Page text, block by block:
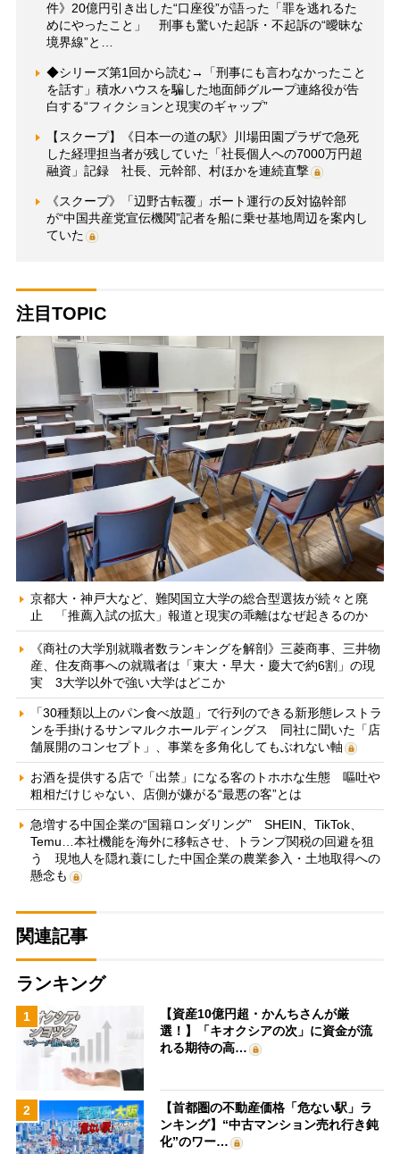
件》20億円引き出した“口座役”が語った「罪を逃れるた
めにやったこと」 刑事も驚いた起訴・不起訴の“曖昧な
境界線”と…
◆シリーズ第1回から読む→「刑事にも言わなかったこと
を話す」積水ハウスを騙した地面師グループ連絡役が告
白する“フィクションと現実のギャップ”
【スクープ】《日本一の道の駅》川場田園プラザで急死
した経理担当者が残していた「社長個人への7000万円超
融資」記録 社長、元幹部、村ほかを連続直撃
《スクープ》「辺野古転覆」ボート運行の反対協幹部
が“中国共産党宣伝機関”記者を船に乗せ基地周辺を案内し
ていた
注目TOPIC
京都大・神戸大など、難関国立大学の総合型選抜が続々と廃
止 「推薦入試の拡大」報道と現実の乖離はなぜ起きるのか
《商社の大学別就職者数ランキングを解剖》三菱商事、三井物
産、住友商事への就職者は「東大・早大・慶大で約6割」の現
実 3大学以外で強い大学はどこか
「30種類以上のパン食べ放題」で行列のできる新形態レストラ
ンを手掛けるサンマルクホールディングス 同社に聞いた「店
舗展開のコンセプト」、事業を多角化してもぶれない軸
お酒を提供する店で「出禁」になる客のトホホな生態 嘔吐や
粗相だけじゃない、店側が嫌がる“最悪の客”とは
急増する中国企業の“国籍ロンダリング” SHEIN、TikTok、
Temu…本社機能を海外に移転させ、トランプ関税の回避を狙
う 現地人を隠れ蓑にした中国企業の農業参入・土地取得への
懸念も
関連記事
ランキング
1
【資産10億円超・かんちさんが厳
選！】「キオクシアの次」に資金が流
れる期待の高…
2
【首都圏の不動産価格「危ない駅」ラ
ンキング】“中古マンション売れ行き鈍
化”のワー…